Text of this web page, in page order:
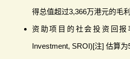
得总值超过3,366万港元的毛利
资助项目的社会投资回报
Investment, SROI)[注] 估算为